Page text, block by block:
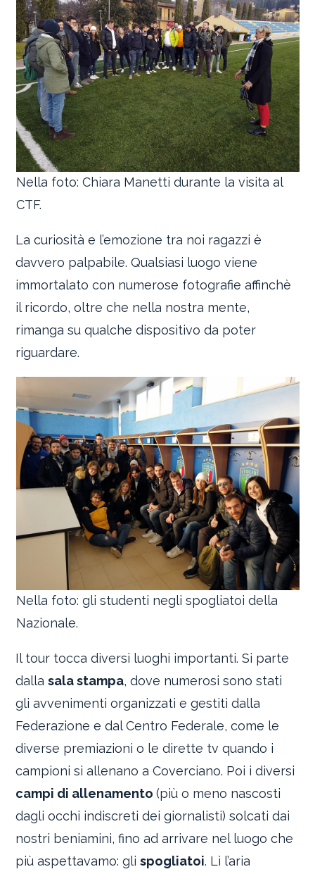
Nella foto: Chiara Manetti durante la visita al
CTF.
La curiosità e l’emozione tra noi ragazzi è
davvero palpabile. Qualsiasi luogo viene
immortalato con numerose fotografie affinchè
il ricordo, oltre che nella nostra mente,
rimanga su qualche dispositivo da poter
riguardare.
Nella foto: gli studenti negli spogliatoi della
Nazionale.
Il tour tocca diversi luoghi importanti. Si parte
dallasala stampa, dove numerosi sono stati
gli avvenimenti organizzati e gestiti dalla
Federazione e dal Centro Federale, come le
diverse premiazioni o le dirette tv quando i
campioni si allenano a Coverciano. Poi i diversi
campi di allenamento(più o meno nascosti
dagli occhi indiscreti dei giornalisti) solcati dai
nostri beniamini, fino ad arrivare nel luogo che
più aspettavamo: glispogliatoi. Lì l’aria